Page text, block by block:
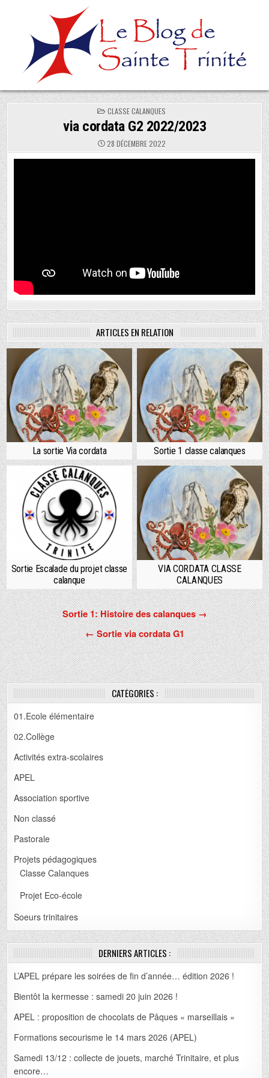
POSTED
IN
CLASSE CALANQUES
via cordata G2 2022/2023
28 DÉCEMBRE 2022
ARTICLES EN RELATION
La sortie Via cordata Sortie 1 classe calanques
Sortie Escalade du projet classe
calanque
VIA CORDATA CLASSE
CALANQUES
Navigation
de
l’article
Sortie 1: Histoire des calanques →
← Sortie via cordata G1
CATÉGORIES :
01.Ecole élémentaire
02.Collège
Activités extra-scolaires
APEL
Association sportive
Non classé
Pastorale
Projets pédagogiques
Classe Calanques
Projet Eco-école
Soeurs trinitaires
DERNIERS ARTICLES :
L’APEL prépare les soirées de fin d’année… édition 2026 !
Bientôt la kermesse : samedi 20 juin 2026 !
APEL : proposition de chocolats de Pâques « marseillais »
Formations secourisme le 14 mars 2026 (APEL)
Samedi 13/12 : collecte de jouets, marché Trinitaire, et plus
encore…